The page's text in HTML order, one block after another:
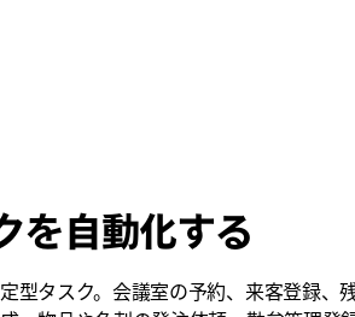
を自動化する
型タスク。会議室の予約、来客登録、